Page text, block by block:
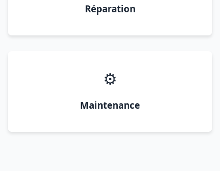
Réparation
⚙️
Maintenance